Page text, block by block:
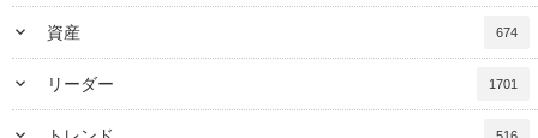
keyboard_arrow_down 資産 674
keyboard_arrow_down リーダー 1701